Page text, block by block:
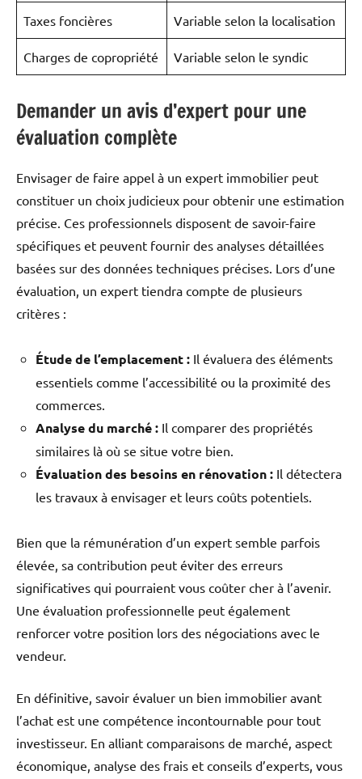
Taxes foncières Variable selon la localisation
Charges de copropriété Variable selon le syndic
Demander un avis d’expert pour une
évaluation complète
Envisager de faire appel à un expert immobilier peut
constituer un choix judicieux pour obtenir une estimation
précise. Ces professionnels disposent de savoir-faire
spécifiques et peuvent fournir des analyses détaillées
basées sur des données techniques précises. Lors d’une
évaluation, un expert tiendra compte de plusieurs
critères :
Étude de l’emplacement : Il évaluera des éléments
essentiels comme l’accessibilité ou la proximité des
commerces.
Analyse du marché : Il comparer des propriétés
similaires là où se situe votre bien.
Évaluation des besoins en rénovation : Il détectera
les travaux à envisager et leurs coûts potentiels.
Bien que la rémunération d’un expert semble parfois
élevée, sa contribution peut éviter des erreurs
significatives qui pourraient vous coûter cher à l’avenir.
Une évaluation professionnelle peut également
renforcer votre position lors des négociations avec le
vendeur.
En définitive, savoir évaluer un bien immobilier avant
l’achat est une compétence incontournable pour tout
investisseur. En alliant comparaisons de marché, aspect
économique, analyse des frais et conseils d’experts, vous